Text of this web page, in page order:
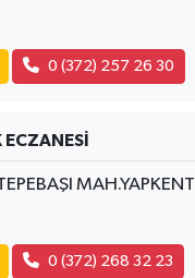
0 (372) 257 26 30
ECZANESİ
MAH.YAPKENT
0 (372) 268 32 23